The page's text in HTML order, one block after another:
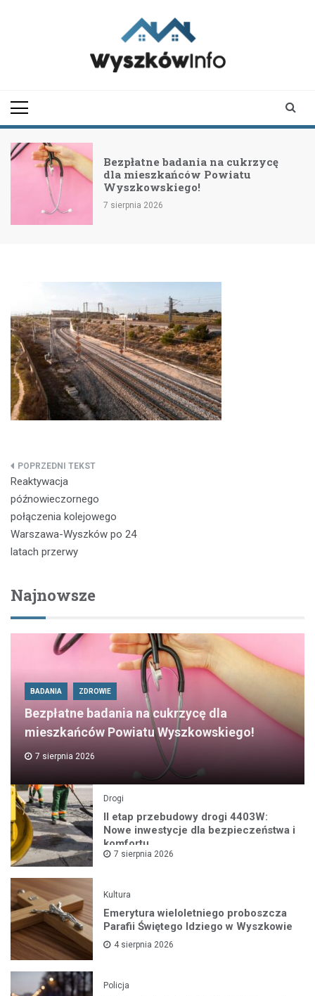
Bezpłatne badania na cukrzycę
dla mieszkańców Powiatu
Wyszkowskiego!
7 sierpnia 2026
Nawigacja
wpisu
Reaktywacja
późnowieczornego
połączenia kolejowego
Warszawa-Wyszków po 24
latach przerwy
Najnowsze
BADANIA ZDROWIE
Bezpłatne badania na cukrzycę dla
mieszkańców Powiatu Wyszkowskiego!
7 sierpnia 2026
Drogi
II etap przebudowy drogi 4403W:
Nowe inwestycje dla bezpieczeństwa i
komfortu
7 sierpnia 2026
Kultura
Emerytura wieloletniego proboszcza
Parafii Świętego Idziego w Wyszkowie
4 sierpnia 2026
Policja